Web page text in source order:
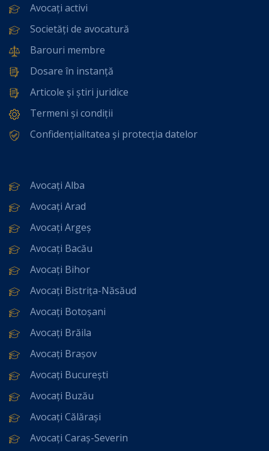
Avocați activi
Societăți de avocatură
Barouri membre
Dosare în instanță
Articole și știri juridice
Termeni și condiții
Confidențialitatea și protecția datelor
Avocați Alba
Avocați Arad
Avocați Argeș
Avocați Bacău
Avocați Bihor
Avocați Bistrița-Năsăud
Avocați Botoșani
Avocați Brăila
Avocați Brașov
Avocați București
Avocați Buzău
Avocați Călărași
Avocați Caraș-Severin